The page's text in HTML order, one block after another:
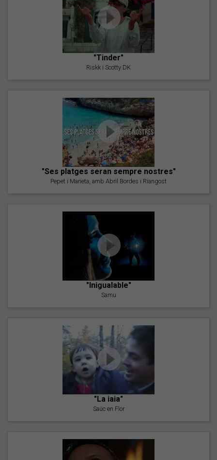
"Tinder"
Riskk i Scotty DK
"Ses platges seran sempre nostres"
Pepet i Marieta, amb Abril Bordes i Riangost
"Inigualable"
Samu
"La iaia"
Saüc en Flor